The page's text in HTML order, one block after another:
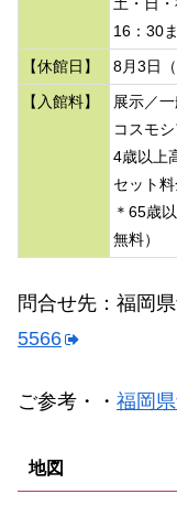
16：30ま
【休館日】
8月3日（
【入館料】
展示／
コスモ
4歳以上
セット
＊65歳
無料）
問合せ先：福岡
5566
ご参考・・ 福岡
地図